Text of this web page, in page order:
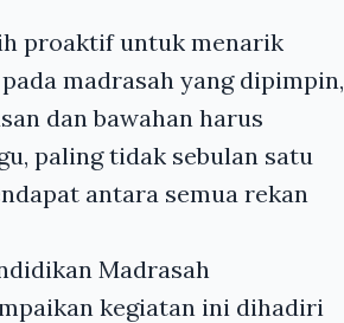
proaktif untuk menarik
madrasah yang dipimpin,
dan bawahan harus
paling tidak sebulan satu
antara semua rekan
Madrasah
kegiatan ini dihadiri